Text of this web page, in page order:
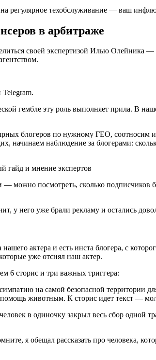
регулярное техобслуживание — ваш
в арбитраже
своей экспертизой Илью Олейника
гембле эту роль выполняет прила. В
блогеров по нужному ГЕО,
начинаем наблюдение за блогерами:
можно посмотреть, сколько
у него уже брали рекламу и остались
актера и есть инста блогера, с
уже отснял наш актер.
6 сторис и три важных триггера:
на самой безопасной территории
помощь животным. К сторис идет текст —
в одиночку закрыл весь сбор одной
я обещал рассказать про человека,